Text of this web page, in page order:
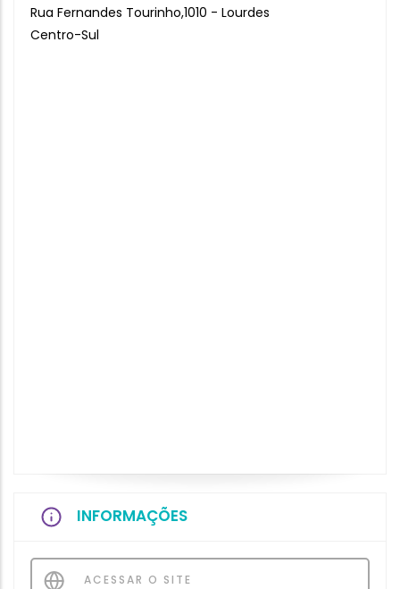
Rua Fernandes Tourinho,1010 - Lourdes
Centro-Sul
INFORMAÇÕES
ACESSAR O SITE